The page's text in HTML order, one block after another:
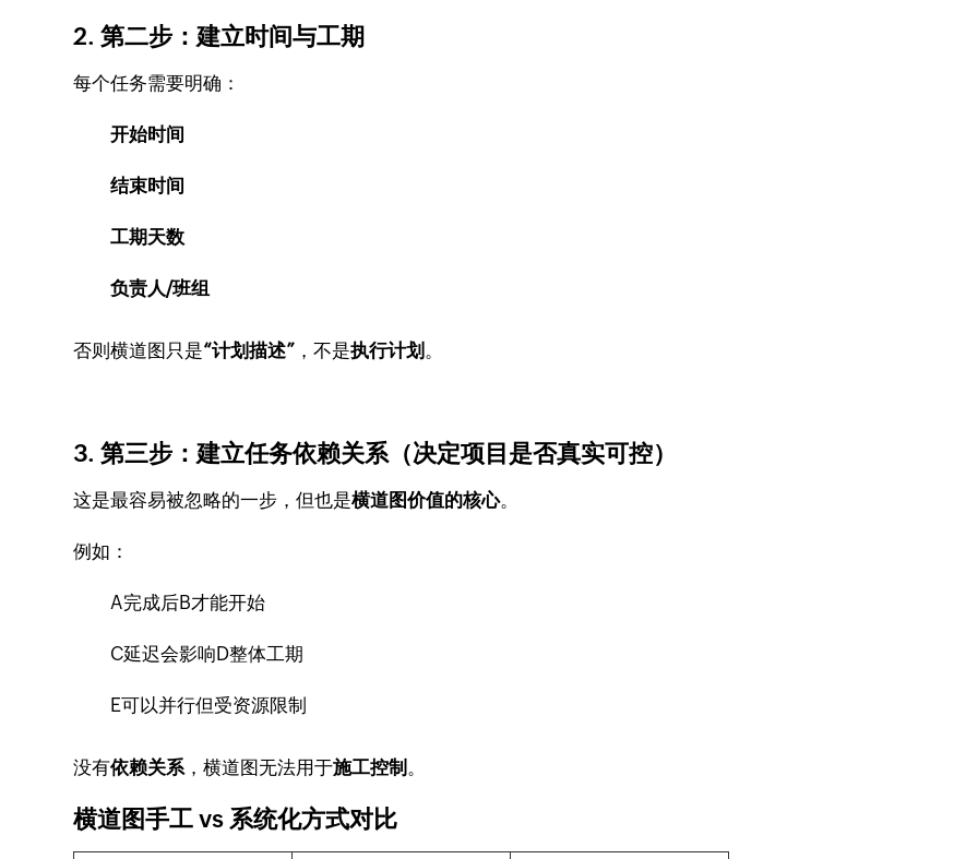
2. 第二步：建立时间与工期
每个任务需要明确：
开始时间
结束时间
工期天数
负责人/班组
否则横道图只是“计划描述” ，不是执行计划 。
3. 第三步：建立任务依赖关系（决定项目是否真实可控）
这是最容易被忽略的一步，但也是横道图价值的核心。
例如：
A完成后B才能开始
C延迟会影响D整体工期
E可以并行但受资源限制
没有依赖关系，横道图无法用于施工控制 。
横道图手工 vs 系统化方式对比